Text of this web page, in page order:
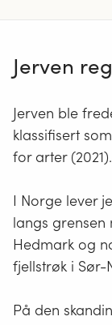
Jerven
Jerven ble
klassifisert
for arter (2021).
I Norge lever
langs grensen
Hedmark og
fjellstrøk i Sør-
På den